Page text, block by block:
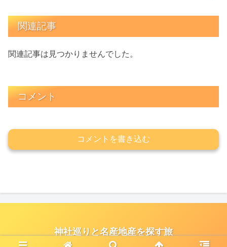
関連記事
関連記事は見つかりませんでした。
コメント
コメントを書き込む
神社巡りと名産地産を探す旅